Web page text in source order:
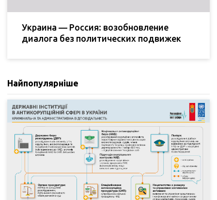
Украина — Россия: возобновление
диалога без политических подвижек
Найпопулярніше